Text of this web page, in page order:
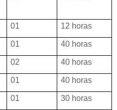
01 12 horas
01 40 horas
02 40 horas
01 40 horas
01 30 horas